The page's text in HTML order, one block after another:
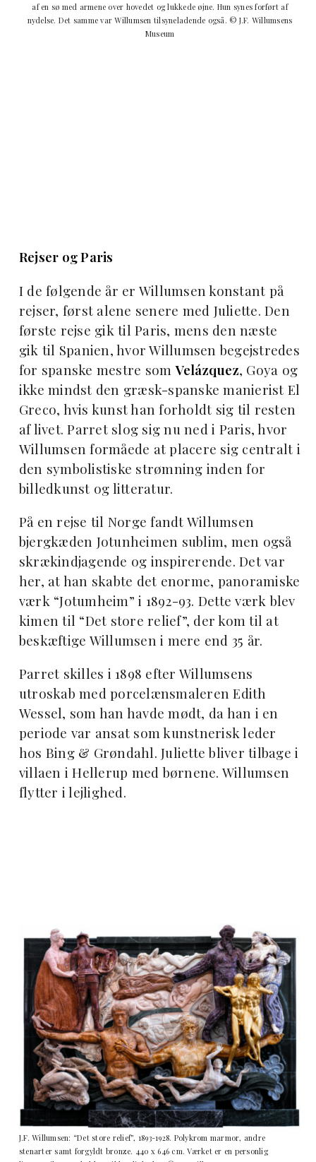
af en sø med armene over hovedet og lukkede øjne. Hun synes forført af
nydelse. Det samme var Willumsen tilsyneladende også. © J.F. Willumsens
Museum
Rejser og Paris
I de følgende år er Willumsen konstant på
rejser, først alene senere med Juliette. Den
første rejse gik til Paris, mens den næste
gik til Spanien, hvor Willumsen begejstredes
for spanske mestre somVelázquez, Goya og
ikke mindst den græsk-spanske manierist El
Greco, hvis kunst han forholdt sig til resten
af livet. Parret slog sig nu ned i Paris, hvor
Willumsen formåede at placere sig centralt i
den symbolistiske strømning inden for
billedkunst og litteratur.
På en rejse til Norge fandt Willumsen
bjergkæden Jotunheimen sublim, men også
skrækindjagende og inspirerende. Det var
her, at han skabte det enorme, panoramiske
værk “Jotumheim” i 1892-93. Dette værk blev
kimen til “Det store relief”, der kom til at
beskæftige Willumsen i mere end 35 år.
Parret skilles i 1898 efter Willumsens
utroskab med porcelænsmaleren Edith
Wessel, som han havde mødt, da han i en
periode var ansat som kunstnerisk leder
hos Bing & Grøndahl. Juliette bliver tilbage i
villaen i Hellerup med børnene. Willumsen
flytter i lejlighed.
J.F. Willumsen: “Det store relief”, 1893-1928. Polykrom marmor, andre
stenarter samt forgyldt bronze. 440 x 646 cm. Værket er en personlig